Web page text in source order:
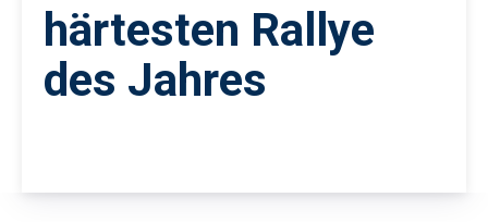
härtesten Rallye
des Jahres